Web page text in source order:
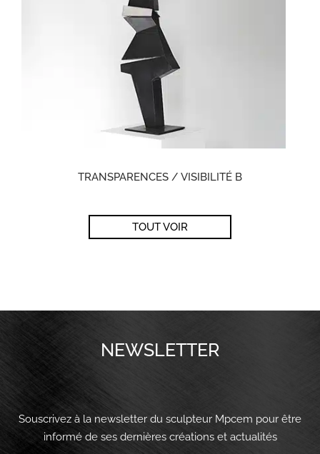
TRANSPARENCES / VISIBILITÉ B
TOUT VOIR
NEWSLETTER
Souscrivez à la newsletter du sculpteur Mpcem pour être
informé de ses dernières créations et actualités